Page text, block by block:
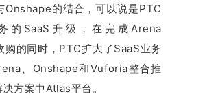
的结合，可以说是PTC
的SaaS升级，在完成Arena
的同时，PTC扩大了SaaS业务
、Onshape和Vuforia整合推
方案中Atlas平台。